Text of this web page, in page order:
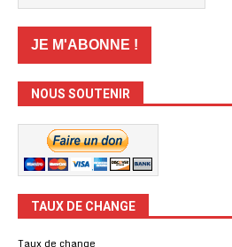
NOUS SOUTENIR
TAUX DE CHANGE
Taux de change